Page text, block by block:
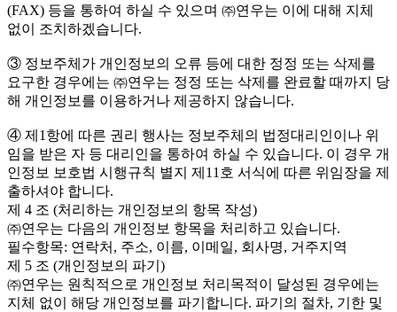
(FAX) 등을 통하여 하실 수 있으며 ㈜연우는 이에 대해 지체
없이 조치하겠습니다.
③ 정보주체가 개인정보의 오류 등에 대한 정정 또는 삭제를
요구한 경우에는 ㈜연우는 정정 또는 삭제를 완료할 때까지 당
해 개인정보를 이용하거나 제공하지 않습니다.
④ 제1항에 따른 권리 행사는 정보주체의 법정대리인이나 위
임을 받은 자 등 대리인을 통하여 하실 수 있습니다. 이 경우 개
인정보 보호법 시행규칙 별지 제11호 서식에 따른 위임장을 제
출하셔야 합니다.
제 4 조 (처리하는 개인정보의 항목 작성)
㈜연우는 다음의 개인정보 항목을 처리하고 있습니다.
필수항목: 연락처, 주소, 이름, 이메일, 회사명, 거주지역
제 5 조 (개인정보의 파기)
㈜연우는 원칙적으로 개인정보 처리목적이 달성된 경우에는
지체 없이 해당 개인정보를 파기합니다. 파기의 절차, 기한 및